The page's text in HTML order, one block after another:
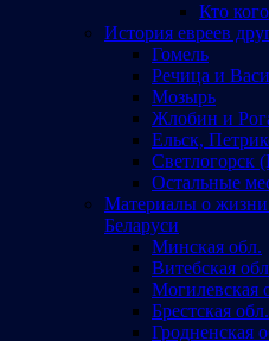
Кто
История евреев
Гомель
Речица и
Мозырь
Жлобин и
Ельск,
Светлогорск
Остальные
Материалы о жизни
Беларуси
Минская обл.
Витебская
Могилевская
Брестская обл.
Гродненская